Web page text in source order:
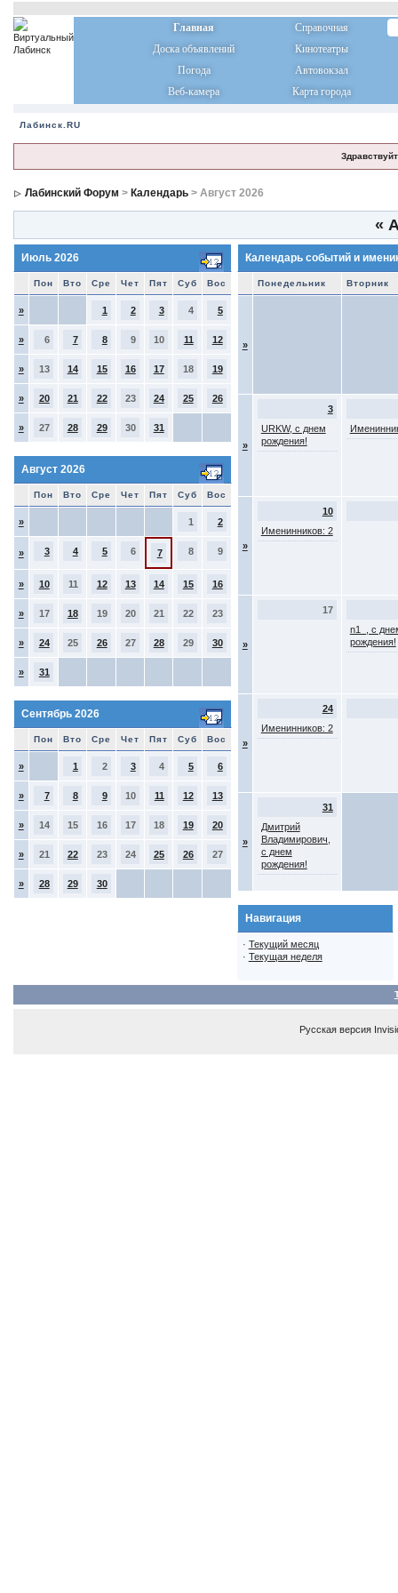
Главная
Справочная
Доска объявлений
Кинотеатры
Погода
Автовокзал
Веб-камера
Карта города
Лабинск.RU
Лабинский Форум > Календарь> Август 2026
«
Июль 2026
Пон Вто Сре Чет Пят Суб Вос
» 1 2 3 4 5
» 6 7 8 9 10 11 12
» 13 14 15 16 17 18 19
» 20 21 22 23 24 25 26
» 27 28 29 30 31
Август 2026
Пон Вто Сре Чет Пят Суб Вос
» 1 2
» 3 4 5 6 7 8 9
» 10 11 12 13 14 15 16
» 17 18 19 20 21 22 23
» 24 25 26 27 28 29 30
» 31
Сентябрь 2026
Пон Вто Сре Чет Пят Суб Вос
» 1 2 3 4 5 6
» 7 8 9 10 11 12 13
» 14 15 16 17 18 19 20
» 21 22 23 24 25 26 27
» 28 29 30
Календарь событий и
Понедельник Вторник
»
»
3
URKW, с днем
рождения!
»
10
Именинников: 2
»
17
n1_, с
рождения!
»
24
Именинников: 2
»
31
Дмитрий
Владимирович,
с днем
рождения!
Навигация
· Текущий месяц
· Текущая неделя
Русская версия